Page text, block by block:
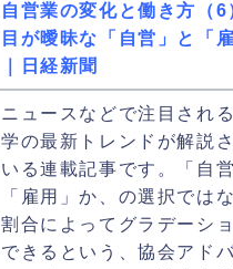
自営業の変化と働き方（6
目が曖昧な「自営」と「雇
｜日経新聞
ニュースなどで注目され
学の最新トレンドが解説
いる連載記事です。「自
「雇用」か、の選択ではな
割合によってグラデーシ
できるという、協会アド